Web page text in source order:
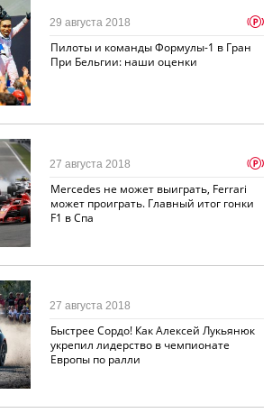
Пилоты и команды Формулы-1 в Гран
При Бельгии: наши оценки
29 августа 2018 p
Mercedes не может выиграть, Ferrari
может проиграть. Главный итог гонки
F1 в Спа
27 августа 2018 p
Быстрее Сордо! Как Алексей Лукьянюк
укрепил лидерство в чемпионате
Европы по ралли
27 августа 2018